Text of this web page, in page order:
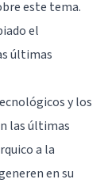
este tema.
el
últimas
y los
las últimas
a la
en su